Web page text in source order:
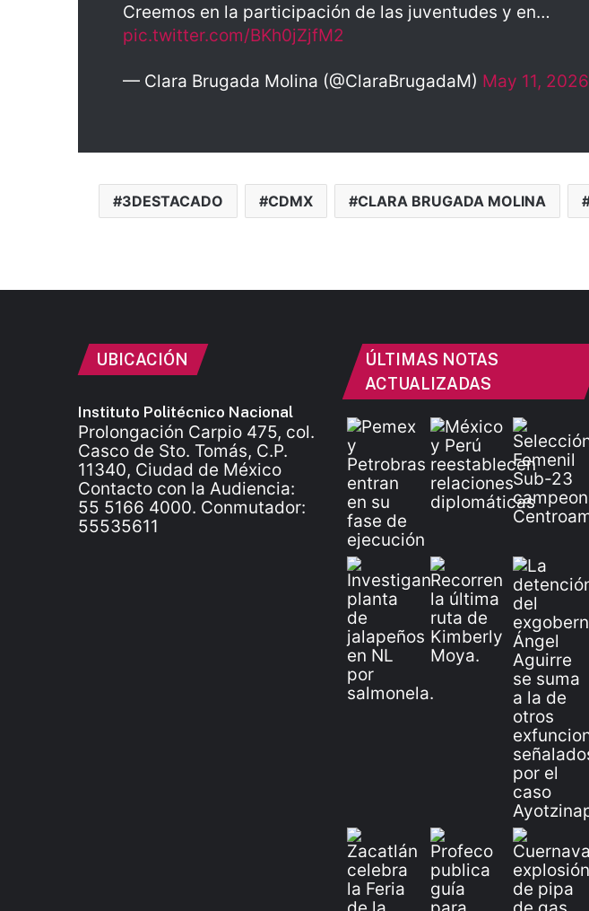
Creemos en la participación de las juventudes y en…
pic.twitter.com/BKh0jZjfM2
— Clara Brugada Molina (@ClaraBrugadaM) May 11, 2026
3DESTACADO CDMX CLARA BRUGADA MOLINA
UBICACIÓN
Instituto Politécnico Nacional
Prolongación Carpio 475, col.
Casco de Sto. Tomás, C.P.
11340, Ciudad de México
Contacto con la Audiencia:
55 5166 4000. Conmutador:
55535611
ÚLTIMAS NOTAS
ACTUALIZADAS